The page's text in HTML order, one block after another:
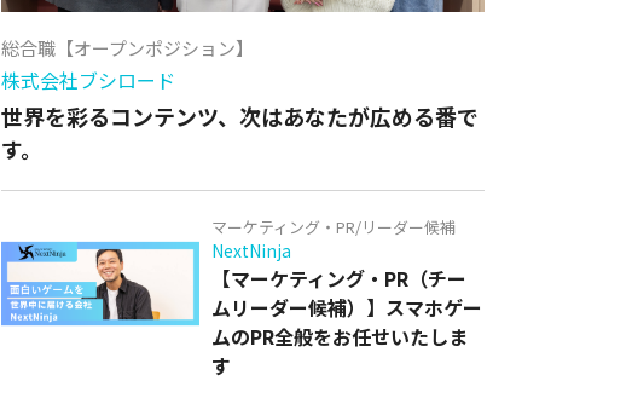
総合職【オープンポジション】
株式会社ブシロード
世界を彩るコンテンツ、次はあなたが広める番で
す。
マーケティング・PR/リーダー候補
NextNinja
【マーケティング・PR（チー
ムリーダー候補）】スマホゲー
ムのPR全般をお任せいたしま
す